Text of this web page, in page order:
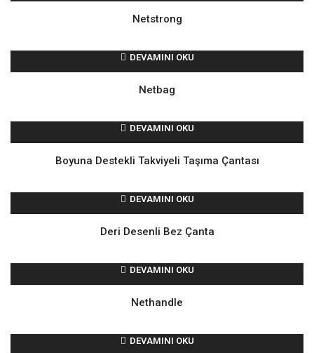
Netstrong
DEVAMINI OKU
Netbag
DEVAMINI OKU
Boyuna Destekli Takviyeli Taşıma Çantası
DEVAMINI OKU
Deri Desenli Bez Çanta
DEVAMINI OKU
Nethandle
DEVAMINI OKU